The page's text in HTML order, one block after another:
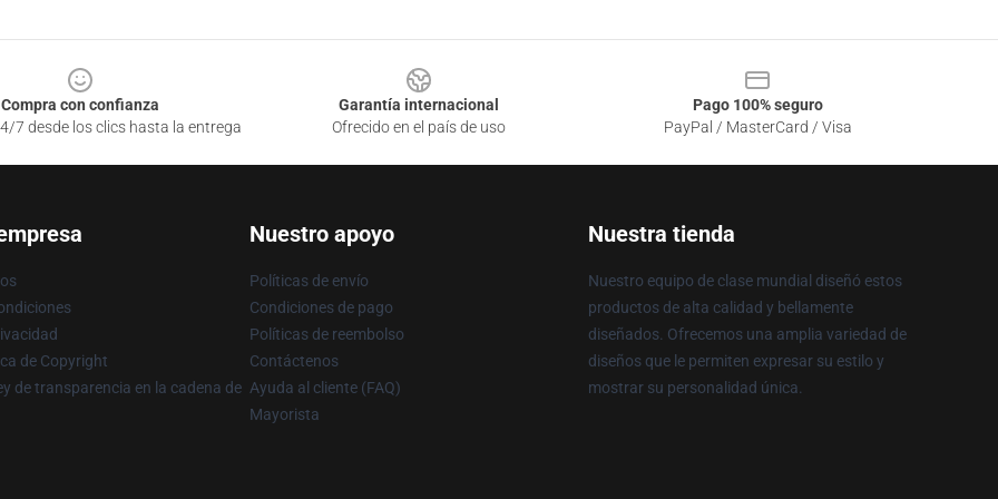
Compra con confianza
7 desde los clics hasta la entrega
Garantía internacional
Ofrecido en el país de uso
Pago 100% seguro
PayPal / MasterCard / Visa
de Copyright
de transparencia en la cadena de
Nuestro apoyo
Políticas de envío
Condiciones de pago
Políticas de reembolso
Contáctenos
Ayuda al cliente (FAQ)
Mayorista
Nuestra tienda
Nuestro equipo de clase mundial diseñó estos
productos de alta calidad y bellamente
diseñados. Ofrecemos una amplia variedad de
diseños que le permiten expresar su estilo y
mostrar su personalidad única.